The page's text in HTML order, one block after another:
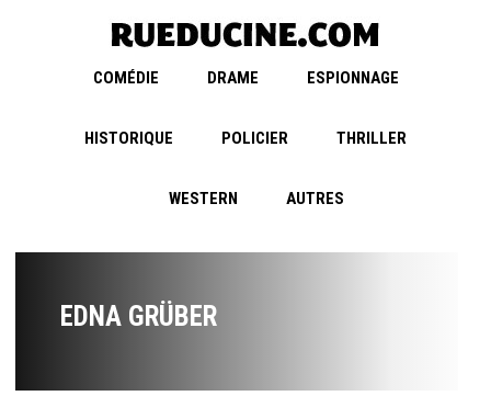
COMÉDIE DRAME ESPIONNAGE
HISTORIQUE POLICIER THRILLER
WESTERN AUTRES
EDNA GRÜBER